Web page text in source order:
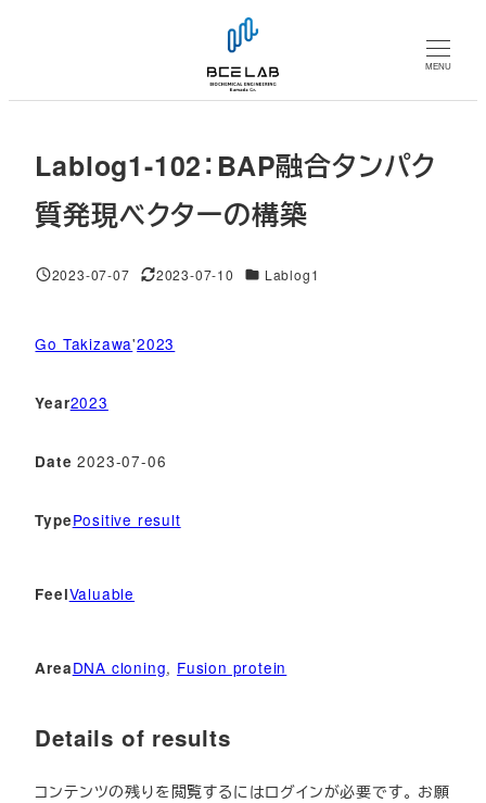
MENU
Lablog1-102：BAP融合タンパク
質発現ベクターの構築
投稿日
2023-07-07
更新日
2023-07-10 対象DB
Lablog1
Go Takizawa'2023
Year2023
Date 2023-07-06
TypePositive result
FeelValuable
AreaDNA cloning, Fusion protein
Details of results
コンテンツの残りを閲覧するにはログインが必要です。 お願